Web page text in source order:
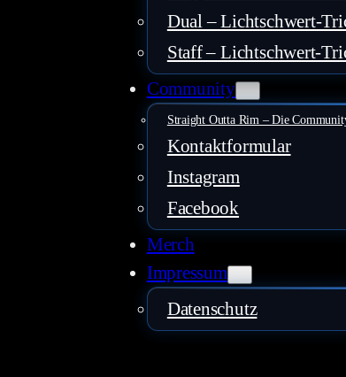
Dual – Lichtschwert-
Staff – Lichtschwert-
Community
Straight Outta Rim – Die
Kontaktformular
Instagram
Facebook
Merch
Impressum
Datenschutz